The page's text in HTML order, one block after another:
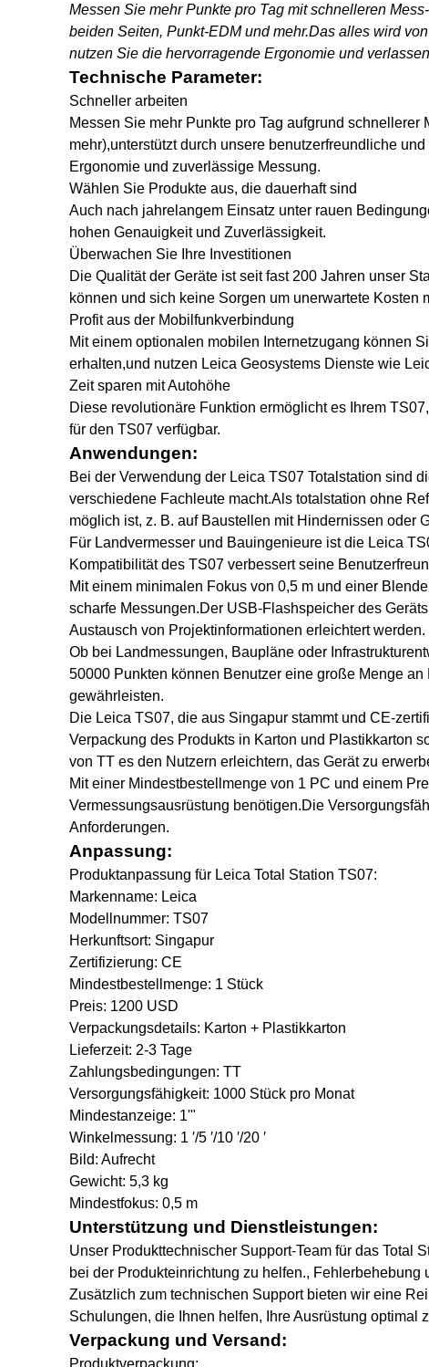
Messen Sie mehr Punkte pro Tag mit schnelleren
beiden Seiten, Punkt-EDM und mehr.Das alles wird
nutzen Sie die hervorragende Ergonomie und
Technische Parameter:
Schneller arbeiten
Messen Sie mehr Punkte pro Tag aufgrund
mehr),unterstützt durch unsere benutzerfreundliche
Ergonomie und zuverlässige Messung.
Wählen Sie Produkte aus, die dauerhaft sind
Auch nach jahrelangem Einsatz unter rauen
hohen Genauigkeit und Zuverlässigkeit.
Überwachen Sie Ihre Investitionen
Die Qualität der Geräte ist seit fast 200 Jahren unser
können und sich keine Sorgen um unerwartete Kosten
Profit aus der Mobilfunkverbindung
Mit einem optionalen mobilen Internetzugang können
erhalten,und nutzen Leica Geosystems Dienste wie
Zeit sparen mit Autohöhe
Diese revolutionäre Funktion ermöglicht es Ihrem
für den TS07 verfügbar.
Anwendungen:
Bei der Verwendung der Leica TS07 Totalstation sind
verschiedene Fachleute macht.Als totalstation ohne
möglich ist, z. B. auf Baustellen mit Hindernissen oder
Für Landvermesser und Bauingenieure ist die Leica
Kompatibilität des TS07 verbessert seine
Mit einem minimalen Fokus von 0,5 m und einer
scharfe Messungen.Der USB-Flashspeicher des
Austausch von Projektinformationen erleichtert werden.
Ob bei Landmessungen, Baupläne oder
50000 Punkten können Benutzer eine große Menge
gewährleisten.
Die Leica TS07, die aus Singapur stammt und CE-
Verpackung des Produkts in Karton und Plastikkarton
von TT es den Nutzern erleichtern, das Gerät zu
Mit einer Mindestbestellmenge von 1 PC und einem
Vermessungsausrüstung benötigen.Die
Anforderungen.
Anpassung:
Produktanpassung für Leica Total Station TS07:
Markenname: Leica
Modellnummer: TS07
Herkunftsort: Singapur
Zertifizierung: CE
Mindestbestellmenge: 1 Stück
Preis: 1200 USD
Verpackungsdetails: Karton + Plastikkarton
Lieferzeit: 2-3 Tage
Zahlungsbedingungen: TT
Versorgungsfähigkeit: 1000 Stück pro Monat
Mindestanzeige: 1'"
Winkelmessung: 1 ′/5 ′/10 ′/20 ′
Bild: Aufrecht
Gewicht: 5,3 kg
Mindestfokus: 0,5 m
Unterstützung und Dienstleistungen:
Unser Produkttechnischer Support-Team für das Total
bei der Produkteinrichtung zu helfen., Fehlerbehebung
Zusätzlich zum technischen Support bieten wir eine
Schulungen, die Ihnen helfen, Ihre Ausrüstung optimal
Verpackung und Versand:
Produktverpackung: